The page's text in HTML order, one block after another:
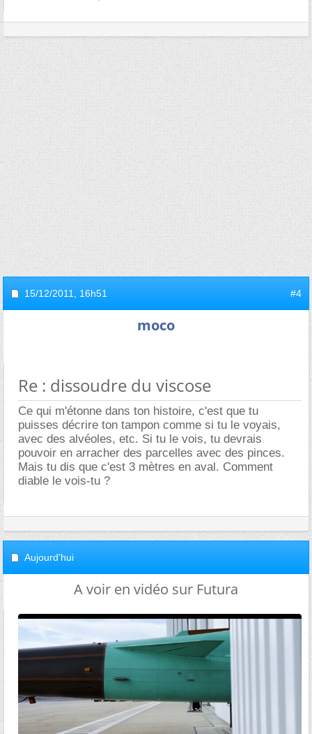
15/12/2011, 16h51 #4
moco
Re : dissoudre du viscose
Ce qui m'étonne dans ton histoire, c'est que tu
puisses décrire ton tampon comme si tu le voyais,
avec des alvéoles, etc. Si tu le vois, tu devrais
pouvoir en arracher des parcelles avec des pinces.
Mais tu dis que c'est 3 mètres en aval. Comment
diable le vois-tu ?
Aujourd'hui
A voir en vidéo sur Futura